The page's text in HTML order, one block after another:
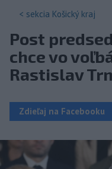
< sekcia Košický kraj
Post
chce vo
Rastislav
Zdieľaj na Facebooku